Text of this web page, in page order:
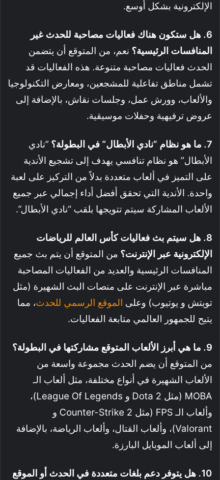
الإلكترونية بشكل أوسع.
6. هل ستكون هناك فعاليات مصاحبة للحدث غير
المنافسات الرئيسية؟ نعم، من المتوقع أن يتضمن
الحدث فعاليات مصاحبة متنوعة. هذه الفعاليات قد
تشمل مناطق تفاعلية للمشجعين، ومعارض التكنولوجيا
والألعاب، وورش عمل، وجلسات نقاش، بالإضافة إلى
عروض ترفيهية وحفلات موسيقية.
7. ما هو نظام “نادي الأبطال” في البطولة؟
“نادي
الأبطال” هو نظام تنافسي يهدف إلى تشجيع الأندية
على التميز في ألعاب متعددة بدلاً من التركيز على لعبة
واحدة. الأندية التي تحقق أفضل أداء إجمالي عبر جميع
الألعاب المشاركة سيتم تتويجها بلقب “نادي الأبطال”.
8. هل سيتم بث فعاليات كأس العالم للرياضات
الإلكترونية عبر الإنترنت؟ من المتوقع أن يتم بث جميع
المنافسات الرئيسية والعديد من الفعاليات المصاحبة
مباشرة عبر الإنترنت على منصات البث الشهيرة (مثل
تويتش و يوتيوب) وعلى الموقع الرسمي للحدث، مما
يتيح للجمهور العالمي متابعة الفعاليات.
9. ما هي أبرز الألعاب المتوقع مشاركتها في البطولة؟
من المتوقع أن يضم الحدث مجموعة واسعة من
الألعاب الشهيرة في أنواع مختلفة، مثل ألعاب الـ
MOBA (مثل Dota 2 و League Of Legends)،
وألعاب الـ FPS (مثل Counter-Strike 2 و
Valorant)، وألعاب القتال، وألعاب الرياضة، بالإضافة
إلى ألعاب الموبايل البارزة.
10. هل يتوفر دعم بلغات متعددة في الحدث أو الموقع